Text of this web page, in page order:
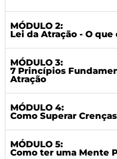
MÓDULO 2:
Lei da Atração - O
MÓDULO 3:
7 Princípios
Atração
MÓDULO 4:
Como Superar
MÓDULO 5:
Como ter uma Mente